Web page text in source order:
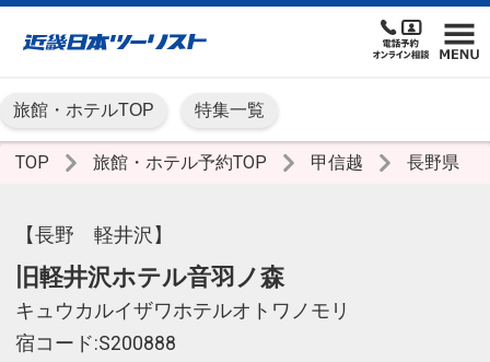
旅館・ホテルTOP 特集一覧
TOP 旅館・ホテル予約TOP 甲信越 長野県
【長野 軽井沢】
旧軽井沢ホテル音羽ノ森
キュウカルイザワホテルオトワノモリ
宿コード:S200888